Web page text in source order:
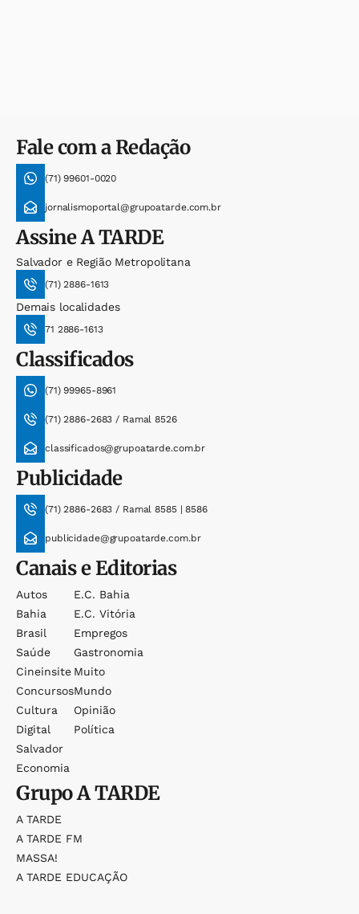
Fale com a Redação
(71) 99601-0020
jornalismoportal@grupoatarde.com.br
AssineA TARDE
Salvador e Região Metropolitana
(71) 2886-1613
Demais localidades
71 2886-1613
Classificados
(71) 99965-8961
(71) 2886-2683 / Ramal 8526
classificados@grupoatarde.com.br
Publicidade
(71) 2886-2683 / Ramal 8585 | 8586
publicidade@grupoatarde.com.br
Canais e Editorias
Autos
Bahia
Brasil
Saúde
Cineinsite
Concursos
Cultura
Digital
Salvador
Economia
E.c. Bahia
E.c. Vitória
Empregos
Gastronomia
Muito
Mundo
Opinião
Política
GrupoA TARDE
A TARDE
A TARDE FM
MASSA!
A TARDE EDUCAÇÃO